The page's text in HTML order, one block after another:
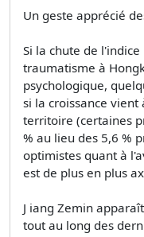
Un geste apprécié
Si la chute de
traumatisme à
psychologique,
si la croissance vient
territoire (certaines
% au lieu des 5,6 %
optimistes quant à
est de plus en plus
J iang Zemin
tout au long des